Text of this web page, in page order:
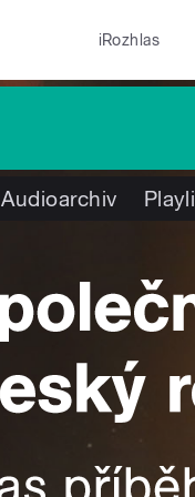
iRozhlas
Audioarchiv